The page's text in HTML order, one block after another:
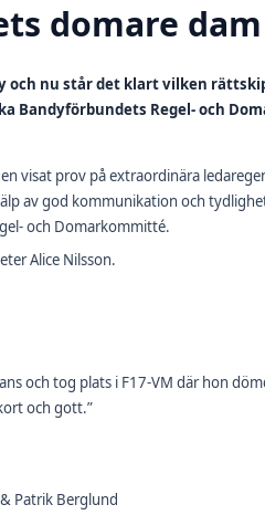
domare dam
och nu står det klart vilken
Bandyförbundets Regel- och
visat prov på extraordinära
av god kommunikation och
och Domarkommitté.
Alice Nilsson.
och tog plats i F17-VM där hon
och gott.”
Patrik Berglund